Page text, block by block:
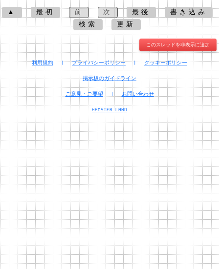
▲ 最初 前 次 最後
書き込み
検索
更新
このスレッドを非表示に追加
利用規約 | プライバシーポリシー | クッキーポリシー
掲示板のガイドライン
ご意見・ご要望 | お問い合わせ
HAMSTER.LAND